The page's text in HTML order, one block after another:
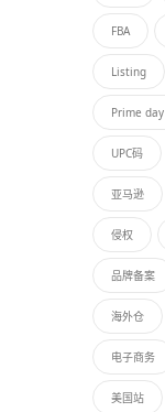
FBA
Listing
Prime day
UPC码
亚马逊
侵权
品牌备案
海外仓
电子商务
美国站